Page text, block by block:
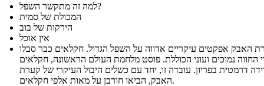
למה זה מתקשר השפל?
המכולת של סמית
הירקות של בוב
אין אוכל
האבק אפקטים עיקריים אדווה על השפל הגדול. חקלאים כבר סבלו
החווה נמוכים ועוני הכוללת. פוסט מלחמת העולם הראשונה, חקלאים
דרמטית בפריון. עובדה זו, יחד עם כשלים היבול העיקרי של קערת
האבק, הביאו חורבן על מאות אלפי חקלאים.